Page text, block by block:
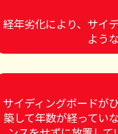
経年劣化により、サイ
よう
サイディングボードが
築して年数が経ってい